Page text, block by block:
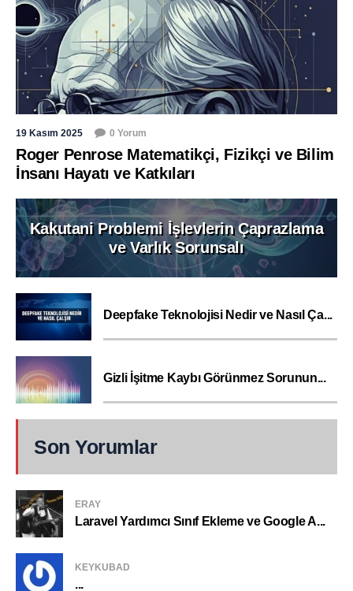
19 Kasım 2025 0 Yorum
Roger Penrose Matematikçi, Fizikçi ve Bilim
İnsanı Hayatı ve Katkıları
Kakutani Problemi İşlevlerin Çaprazlama
ve Varlık Sorunsalı
Deepfake Teknolojisi Nedir ve Nasıl Ça...
Gizli İşitme Kaybı Görünmez Sorunun...
Son Yorumlar
ERAY
Laravel Yardımcı Sınıf Ekleme ve Google A...
KEYKUBAD
...